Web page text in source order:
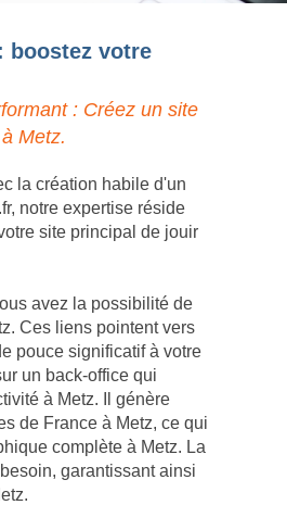
boostez votre
: Créez un site
Metz.
la création habile d'un
notre expertise réside
site principal de jouir
avez la possibilité de
Ces liens pointent vers
pouce significatif à votre
un back-office qui
à Metz. Il génère
de France à Metz, ce qui
complète à Metz. La
garantissant ainsi